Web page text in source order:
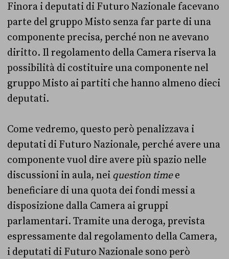
Finora i deputati di Futuro Nazionale facevano
parte del gruppo Misto senza far parte di una
componente precisa, perché non ne avevano
diritto. Il regolamento della Camera riserva la
possibilità di costituire una componente nel
gruppo Misto ai partiti che hanno almeno dieci
deputati.
Come vedremo, questo però penalizzava i
deputati di Futuro Nazionale, perché avere una
componente vuol dire avere più spazio nelle
discussioni in aula, nei question timee
beneficiare di una quota dei fondi messi a
disposizione dalla Camera ai gruppi
parlamentari. Tramite una deroga, prevista
espressamente dal regolamento della Camera,
i deputati di Futuro Nazionale sono però